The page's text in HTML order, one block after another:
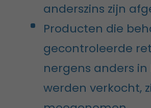
anderszins zijn
Producten die
gecontroleerde
nergens anders
werden verkocht,